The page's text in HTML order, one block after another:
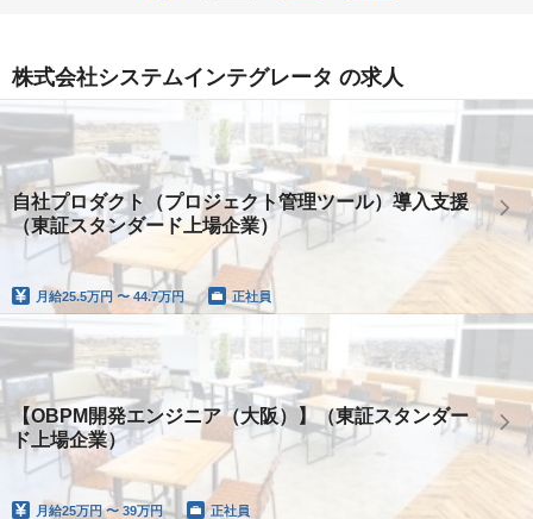
株式会社システムインテグレータ の求人
自社プロダクト（プロジェクト管理ツール）導入支援
（東証スタンダード上場企業）
月給25.5万円 〜 44.7万円 正社員
【OBPM開発エンジニア（大阪）】（東証スタンダー
ド上場企業）
月給25万円 〜 39万円 正社員